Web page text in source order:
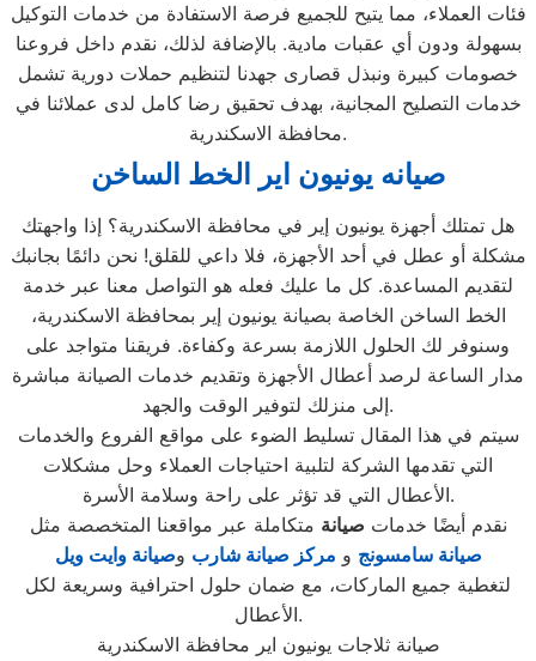
فئات العملاء، مما يتيح للجميع فرصة الاستفادة من خدمات التوكيل
بسهولة ودون أي عقبات مادية. بالإضافة لذلك، نقدم داخل فروعنا
خصومات كبيرة ونبذل قصارى جهدنا لتنظيم حملات دورية تشمل
خدمات التصليح المجانية، بهدف تحقيق رضا كامل لدى عملائنا في
محافظة الاسكندرية.
صيانه يونيون اير الخط الساخن
هل تمتلك أجهزة يونيون إير في محافظة الاسكندرية؟ إذا واجهتك
مشكلة أو عطل في أحد الأجهزة، فلا داعي للقلق! نحن دائمًا بجانبك
لتقديم المساعدة. كل ما عليك فعله هو التواصل معنا عبر خدمة
الخط الساخن الخاصة بصيانة يونيون إير بمحافظة الاسكندرية،
وسنوفر لك الحلول اللازمة بسرعة وكفاءة. فريقنا متواجد على
مدار الساعة لرصد أعطال الأجهزة وتقديم خدمات الصيانة مباشرة
إلى منزلك لتوفير الوقت والجهد.
سيتم في هذا المقال تسليط الضوء على مواقع الفروع والخدمات
التي تقدمها الشركة لتلبية احتياجات العملاء وحل مشكلات
الأعطال التي قد تؤثر على راحة وسلامة الأسرة.
نقدم أيضًا خدمات صيانة متكاملة عبر مواقعنا المتخصصة مثل
صيانة سامسونج و مركز صيانة شارب وصيانة وايت ويل
لتغطية جميع الماركات، مع ضمان حلول احترافية وسريعة لكل
الأعطال.
صيانة ثلاجات يونيون اير محافظة الاسكندرية